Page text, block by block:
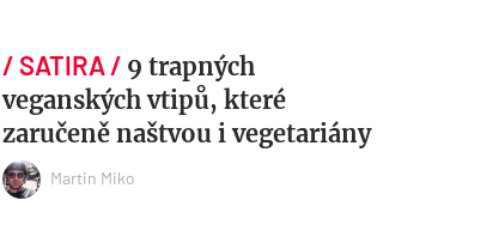
9 trapných
veganských vtipů, které
zaručeně naštvou i vegetariány
Martin Miko